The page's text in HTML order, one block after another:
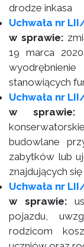
drodze inkasa
Uchwała nr
w sprawie:
19 marca
stanowiących
Uchwała nr
w sprawie:
budowlane
zabytków lub
znajdujących
Uchwała nr
w sprawie:
pojazdu,
rodzicom